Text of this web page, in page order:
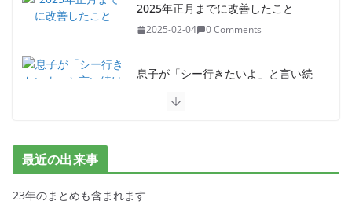
2025年正月までに改善したこと
2025-02-04 0 Comments
息子が「シー行きたいよ」と言い続
ンの海】2日目
最近の出来事
23年のまとめも含まれます